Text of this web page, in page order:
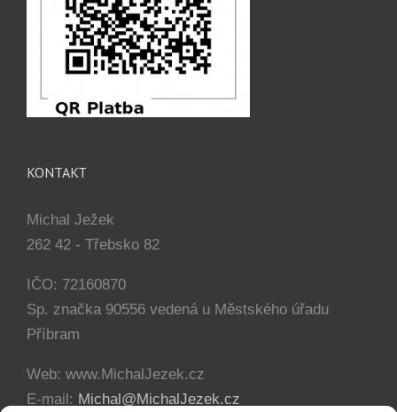
KONTAKT
Michal Ježek
262 42 - Třebsko 82
IČO: 72160870
Sp. značka 90556 vedená u Městského úřadu
Příbram
Web: www.MichalJezek.cz
E-mail: Michal@MichalJezek.cz